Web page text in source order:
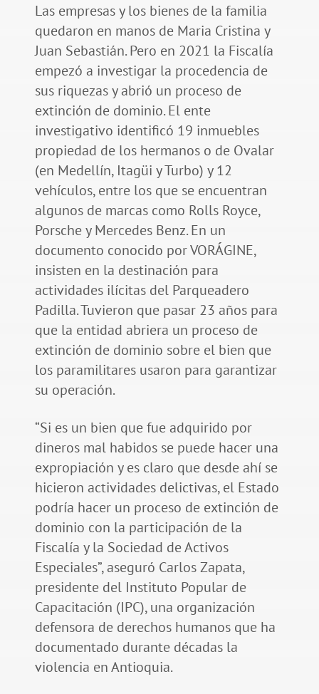
Las empresas y los bienes de la familia
quedaron en manos de Maria Cristina y
Juan Sebastián. Pero en 2021 la Fiscalía
empezó a investigar la procedencia de
sus riquezas y abrió un proceso de
extinción de dominio. El ente
investigativo identificó 19 inmuebles
propiedad de los hermanos o de Ovalar
(en Medellín, Itagüi y Turbo) y 12
vehículos, entre los que se encuentran
algunos de marcas como Rolls Royce,
Porsche y Mercedes Benz. En un
documento conocido por VORÁGINE,
insisten en la destinación para
actividades ilícitas del Parqueadero
Padilla. Tuvieron que pasar 23 años para
que la entidad abriera un proceso de
extinción de dominio sobre el bien que
los paramilitares usaron para garantizar
su operación.
“Si es un bien que fue adquirido por
dineros mal habidos se puede hacer una
expropiación y es claro que desde ahí se
hicieron actividades delictivas, el Estado
podría hacer un proceso de extinción de
dominio con la participación de la
Fiscalía y la Sociedad de Activos
Especiales”, aseguró Carlos Zapata,
presidente del Instituto Popular de
Capacitación (IPC), una organización
defensora de derechos humanos que ha
documentado durante décadas la
violencia en Antioquia.